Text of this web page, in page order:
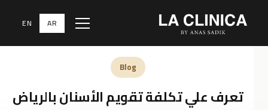
Menu
AR
EN
Blog
تعرف علي تكلفة تقويم الأسنان بالرياض